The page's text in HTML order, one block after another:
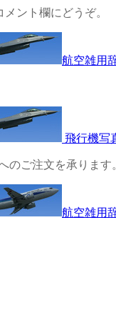
ント欄にどうぞ。
航空雑用
飛行機写
のご注文を承ります
航空雑用